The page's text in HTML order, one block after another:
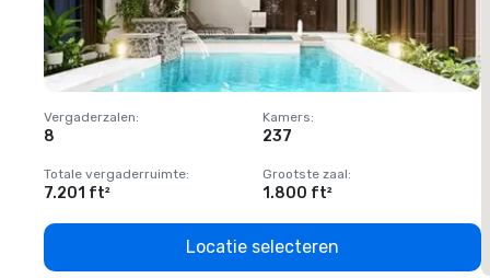
Vergaderzalen:
8
Kamers:
237
Totale vergaderruimte:
7.201 ft²
Grootste zaal:
1.800 ft²
Locatie selecteren